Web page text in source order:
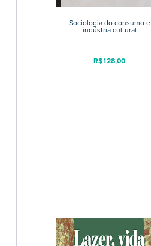
Sociologia do consumo e
indústria cultural
R$128,00